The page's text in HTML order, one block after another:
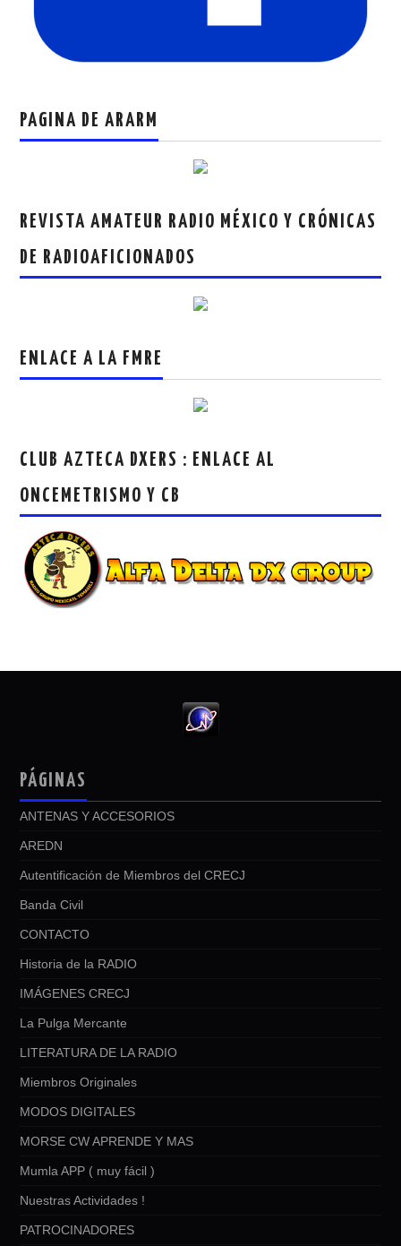
PAGINA DE ARARM
REVISTA AMATEUR RADIO MÉXICO Y CRÓNICAS
DE RADIOAFICIONADOS
ENLACE A LA FMRE
CLUB AZTECA DXERS : ENLACE AL
ONCEMETRISMO Y CB
PÁGINAS
ANTENAS Y ACCESORIOS
AREDN
Autentificación de Miembros del CRECJ
Banda Civil
CONTACTO
Historia de la RADIO
IMÁGENES CRECJ
La Pulga Mercante
LITERATURA DE LA RADIO
Miembros Originales
MODOS DIGITALES
MORSE CW APRENDE Y MAS
Mumla APP ( muy fácil )
Nuestras Actividades !
PATROCINADORES